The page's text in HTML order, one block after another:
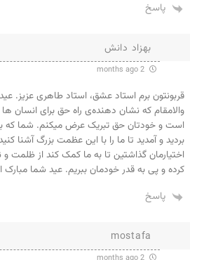
پاسخ
بهزاد دانش
قربونتون برم استاد عشق، استاد طاهری عزیز.
والامقام که نشان دهنده‌ی راه حق برای انسان
است و خودتان حق تبریک عرض میکنم. شما که
بردید و آمدید تا ما را با این عظمت بزرگ آشنا
اختیارمان گذاشتین تا به ما کمک کند از ظلمت
کرده و پی به قدر خودمان ببریم. عید شما
پاسخ
mostafa